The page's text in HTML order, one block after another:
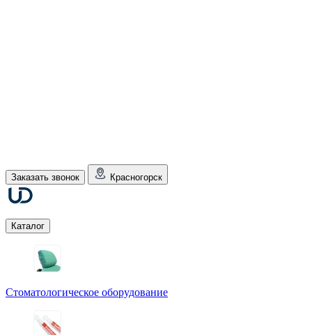
Заказать звонок Красногорск
Каталог
Стоматологическое оборудование